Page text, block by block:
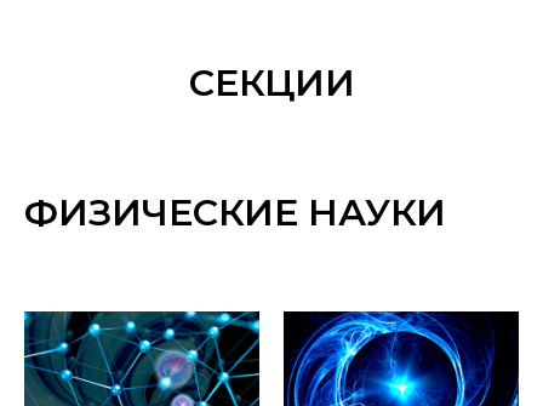
СЕКЦИИ
ФИЗИЧЕСКИЕ НАУКИ